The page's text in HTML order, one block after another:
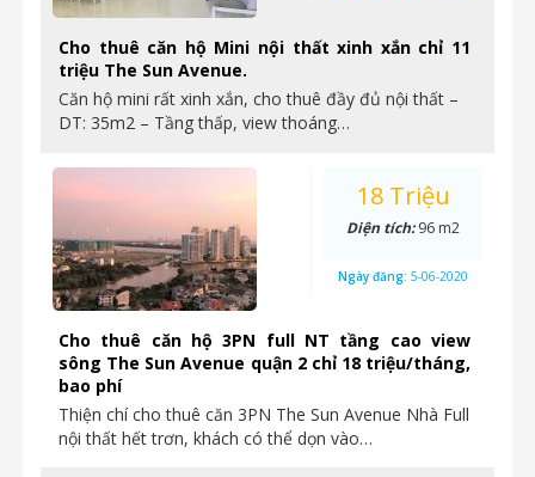
Cho thuê căn hộ Mini nội thất xinh xắn chỉ 11
triệu The Sun Avenue.
Căn hộ mini rất xinh xắn, cho thuê đầy đủ nội thất –
DT: 35m2 – Tầng thấp, view thoáng…
Cho thuê căn hộ 3PN full NT tầng cao view
sông The Sun Avenue quận 2 chỉ 18 triệu/tháng,
bao phí
Thiện chí cho thuê căn 3PN The Sun Avenue Nhà Full
nội thất hết trơn, khách có thể dọn vào…
18 Triệu
Diện tích:96 m2
Ngày đăng: 5-06-2020